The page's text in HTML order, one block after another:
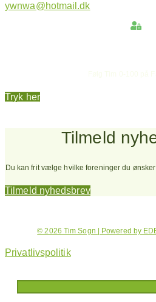
ywnwa@hotmail.dk
Tryk her
Tilmeld
Du kan frit vælge hvilke foreninger du
Tilmeld nyhedsbrev
© 2026 Tim Sogn | Powered by
Privatlivspolitik